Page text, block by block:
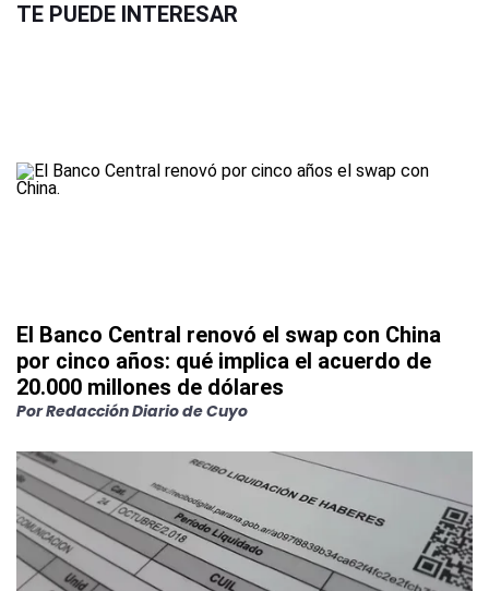
TE PUEDE INTERESAR
El Banco Central renovó el swap con China
por cinco años: qué implica el acuerdo de
20.000 millones de dólares
PorRedacción Diario de Cuyo